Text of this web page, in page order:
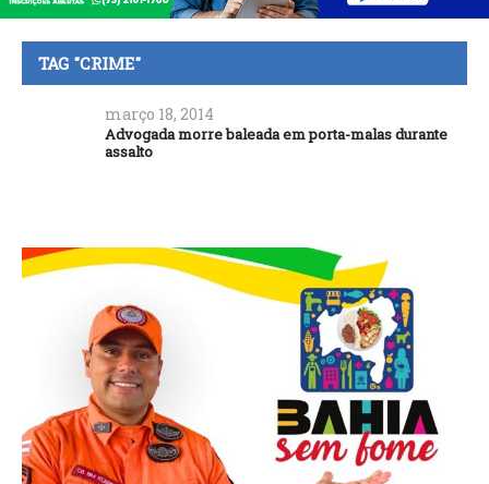
TAG "CRIME"
março 18, 2014
Advogada morre baleada em porta-malas durante
assalto